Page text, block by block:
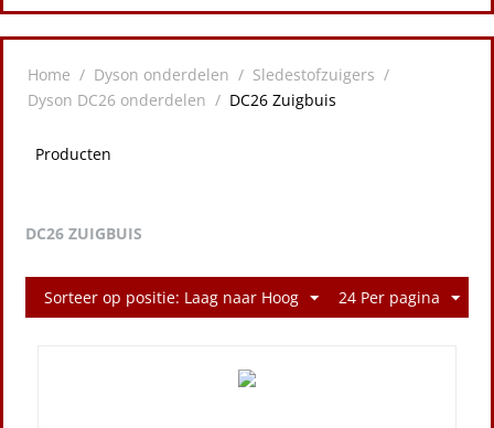
Home / Dyson onderdelen / Sledestofzuigers /
Dyson DC26 onderdelen / DC26 Zuigbuis
Producten
DC26 ZUIGBUIS
Sorteer op positie: Laag naar Hoog 24 Per pagina